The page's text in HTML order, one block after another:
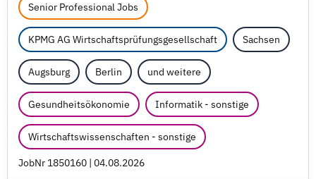
Senior Professional Jobs
KPMG AG Wirtschaftsprüfungsgesellschaft Sachsen
Augsburg Berlin und weitere
Gesundheitsökonomie Informatik - sonstige
Wirtschaftswissenschaften - sonstige
JobNr 1850160 | 04.08.2026